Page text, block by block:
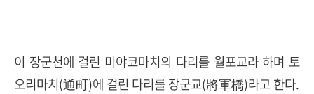
이 장군천에 걸린 미야코마치의 다리를 월포교라 하며 토
오리마치(通町)에 걸린 다리를 장군교(將軍橋)라고 한다.